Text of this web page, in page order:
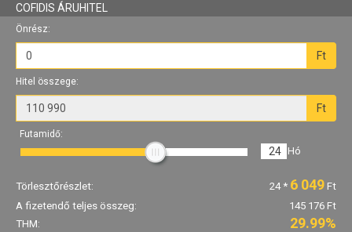
COFIDIS ÁRUHITEL
Önrész:
Ft
Hitel összege:
Ft
Futamidő:
24 Hó
Törlesztőrészlet: 24* 6 049 Ft
A fizetendő teljes összeg:
145 176 Ft
THM:
29.99%